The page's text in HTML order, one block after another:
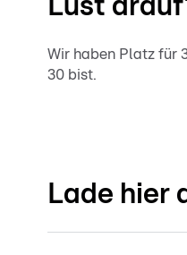
Lust
Wir haben Platz für
30 bist.
Lade hier